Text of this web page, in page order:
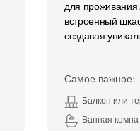
для
встроенный
создавая
Самое важное:
Балкон или
Ванная